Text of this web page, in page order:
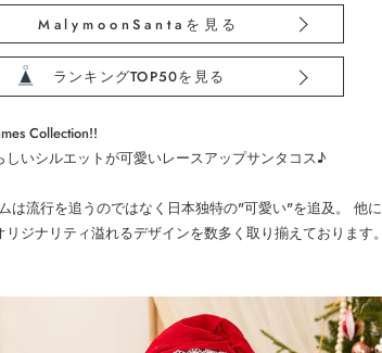
MalymoonSantaを見る
ランキングTOP50を見る
Collection!!
いシルエットが可愛いレースアップサンタコス♪
は流行を追うのではなく日本独特の"可愛い"を追及。 他
ジナリティ溢れるデザインを数多く取り揃えております